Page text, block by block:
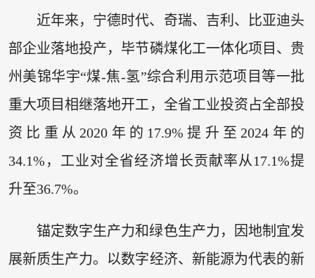
近年来，宁德时代、奇瑞、吉利、比亚迪头
部企业落地投产，毕节磷煤化工一体化项目、贵
州美锦华宇“煤-焦-氢”综合利用示范项目等一批
重大项目相继落地开工，全省工业投资占全部投
资比重从2020年的17.9%提升至2024年的
34.1%，工业对全省经济增长贡献率从17.1%提
升至36.7%。
锚定数字生产力和绿色生产力，因地制宜发
展新质生产力。以数字经济、新能源为代表的新